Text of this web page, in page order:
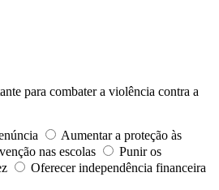
para combater a violência contra a
Aumentar a proteção às
nas escolas
Punir os
Oferecer independência financeira